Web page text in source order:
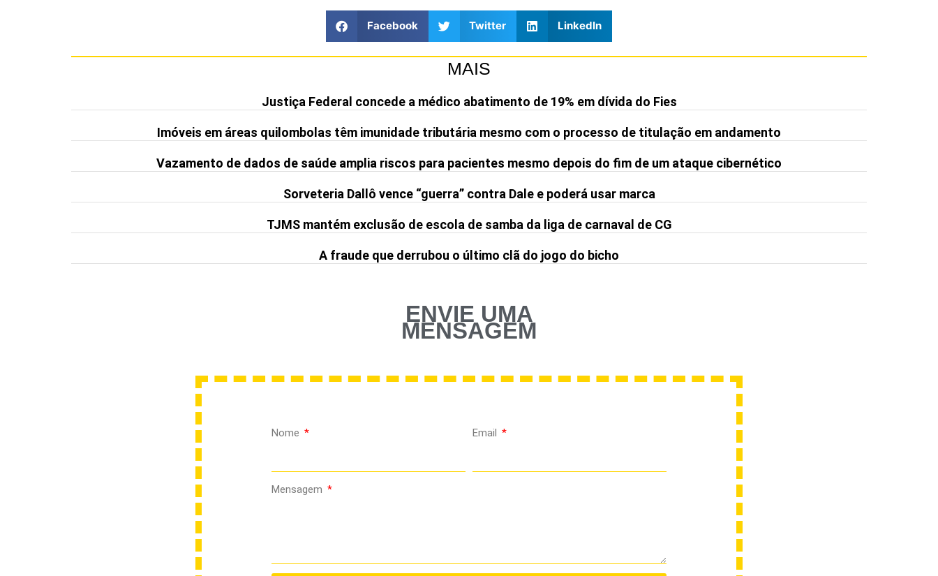
Facebook Twitter LinkedIn
MAIS
Justiça Federal concede a médico abatimento de 19% em dívida do Fies
Imóveis em áreas quilombolas têm imunidade tributária mesmo com o processo de titulação em andamento
Vazamento de dados de saúde amplia riscos para pacientes mesmo depois do fim de um ataque cibernético
Sorveteria Dallô vence “guerra” contra Dale e poderá usar marca
TJMS mantém exclusão de escola de samba da liga de carnaval de CG
A fraude que derrubou o último clã do jogo do bicho
ENVIE UMA
MENSAGEM
Nome Email
Mensagem